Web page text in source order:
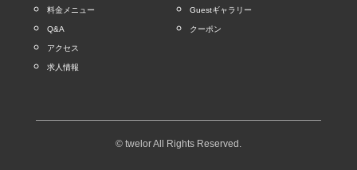
料金メニュー
Q&A
アクセス
求人情報
Guestギャラリー
クーポン
© twelor All Rights Reserved.